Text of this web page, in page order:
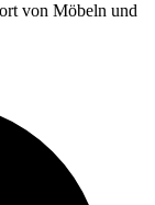
von Möbeln und